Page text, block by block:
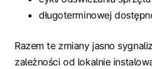
długoterminowej
Razem te zmiany jasno
zależności od lokalnie